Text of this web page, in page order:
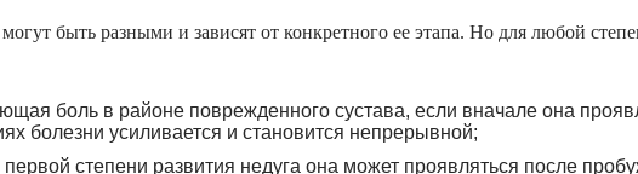
быть разными и зависят от конкретного ее этапа. Но для любой
боль в районе поврежденного сустава, если вначале она
болезни усиливается и становится непрерывной;
первой степени развития недуга она может проявляться после
С СЕМЕЙНЫМ
БЕСПЛАТНО:
доктора, педиатра, терапевта